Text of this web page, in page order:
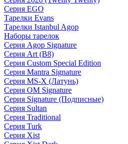
Серия EGO
Тарелки Evans
Тарелки Istanbul Agop
Наборы тарелок
Серия Agop Signature
Серия Art (B8)
Серия Custom Special Edition
Серия Mantra Signature
Серия MS-X (Латунь)
Серия OM Signature
Серия Signature (Подписные)
Серия Sultan
Серия Traditional
Серия Turk
Серия Xist